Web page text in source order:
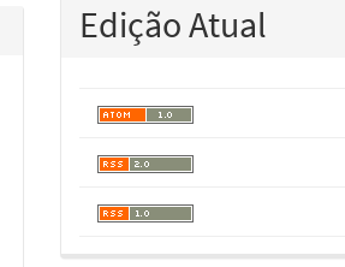
Edição Atual